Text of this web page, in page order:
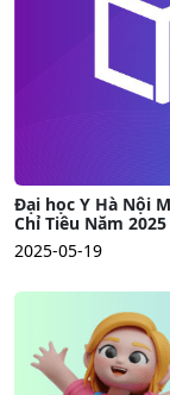
Đại học Y Hà Nội
Chỉ Tiêu Năm 2025
2025-05-19